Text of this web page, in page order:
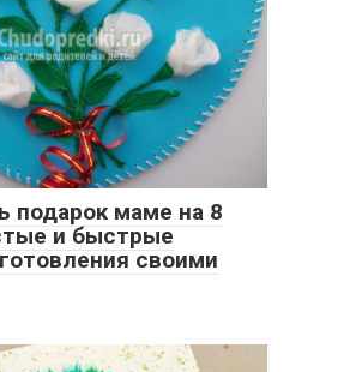
подарок маме на 8
и быстрые
своими